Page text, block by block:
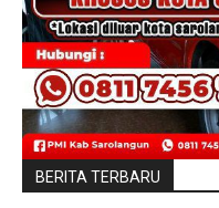
BERITA TERBARU